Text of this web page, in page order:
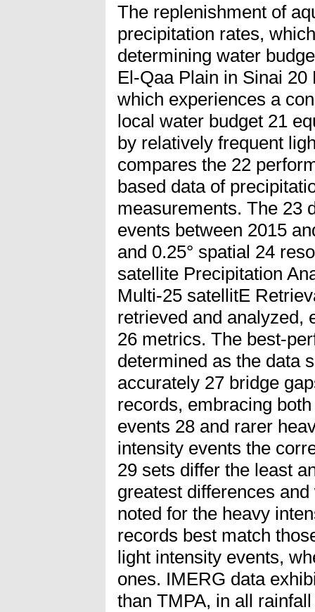
The replenishment of
precipitation rates,
determining water
El-Qaa Plain in Sinai
which experiences a
local water budget 21
by relatively frequent
compares the 22
based data of
measurements. The 23
events between 2015
and 0.25° spatial 24
satellite Precipitation
Multi-25 satellitE
retrieved and analyzed,
26 metrics. The best-
determined as the data
accurately 27 bridge
records, embracing
events 28 and rarer
intensity events the
29 sets differ the least
greatest differences
noted for the heavy
records best match
light intensity events,
ones. IMERG data
than TMPA, in all